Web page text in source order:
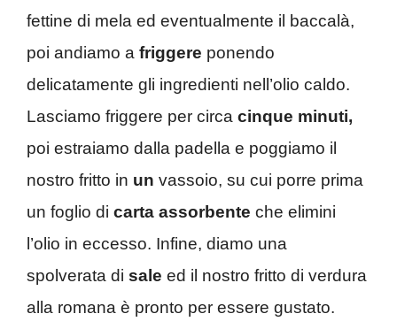
fettine di mela ed eventualmente il baccalà,
poi andiamo a friggere ponendo
delicatamente gli ingredienti nell’olio caldo.
Lasciamo friggere per circa cinque minuti,
poi estraiamo dalla padella e poggiamo il
nostro fritto in un vassoio, su cui porre prima
un foglio di carta assorbente che elimini
l’olio in eccesso. Infine, diamo una
spolverata di sale ed il nostro fritto di verdura
alla romana è pronto per essere gustato.